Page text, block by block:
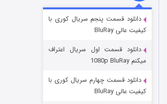
قسمت۲ (زیرنویس) منتشر شد
دانلود قسمت پنجم سریال کوری با
کیفیت عالی BluRay
دانلود قسمت اول سریال اعتراف
میکنم 1080p BluRay
دانلود قسمت چهارم سریال کوری با
کیفیت عالی BluRay